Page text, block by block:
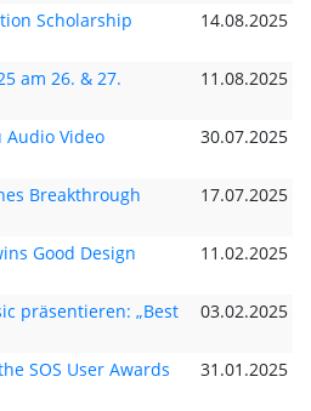
Scholarship
14.08.2025
am 26. & 27.
11.08.2025
Audio Video
30.07.2025
Breakthrough
17.07.2025
Good Design
11.02.2025
präsentieren: „Best
03.02.2025
SOS User Awards
31.01.2025